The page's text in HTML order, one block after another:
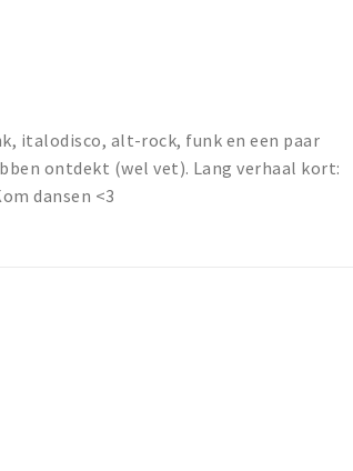
italodisco, alt-rock, funk en een paar
ontdekt (wel vet). Lang verhaal kort:
dansen <3